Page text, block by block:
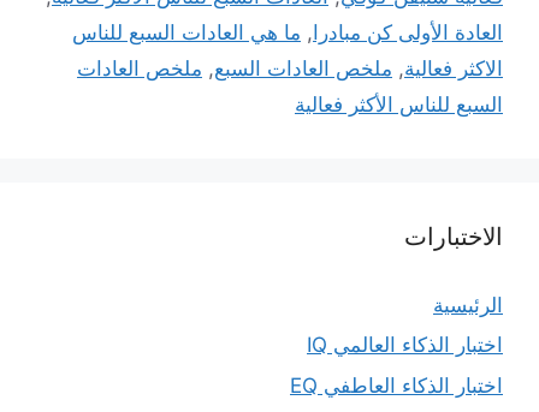
العادة الأولى كن مبادرا, ما هي العادات السبع للناس
الاكثر فعالية, ملخص العادات السبع, ملخص العادات
السبع للناس الأكثر فعالية
الاختبارات
الرئيسية
اختبار الذكاء العالمي IQ
اختبار الذكاء العاطفي EQ